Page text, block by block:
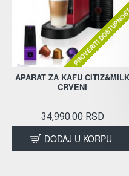
PROVERITI
APARAT ZA KAFU CITIZ&MILK
CRVENI
34,990.00 RSD
DODAJ U KORPU